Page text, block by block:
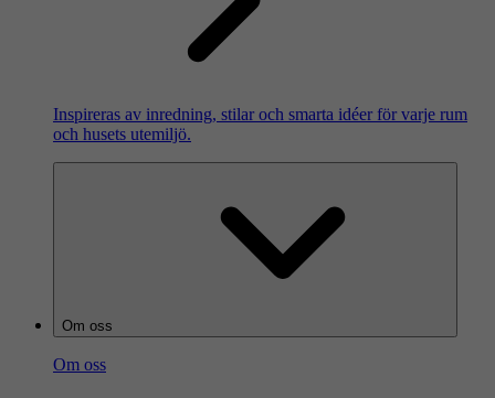
Inspireras av inredning, stilar och smarta idéer för varje rum
och husets utemiljö.
Om oss
Om oss